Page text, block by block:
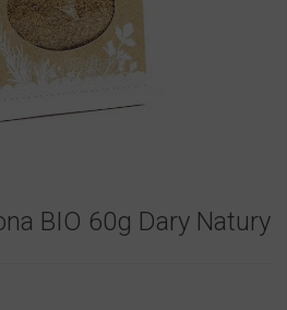
BIO 60g Dary Natury